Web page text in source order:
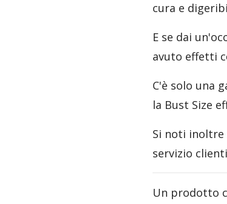
cura e
E se dai
avuto effetti
C'è solo una
la Bust Size
Si noti inoltre
servizio
Un prodotto